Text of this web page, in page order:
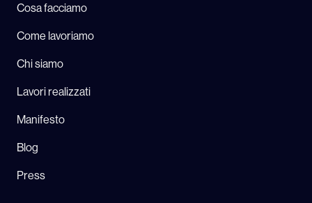
Cosa facciamo
Come lavoriamo
Chi siamo
Lavori realizzati
Manifesto
Blog
Press